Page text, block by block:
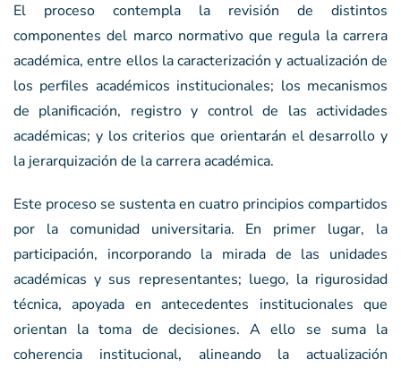
El proceso contempla la revisión de distintos
componentes del marco normativo que regula la carrera
académica, entre ellos la caracterización y actualización de
los perfiles académicos institucionales; los mecanismos
de planificación, registro y control de las actividades
académicas; y los criterios que orientarán el desarrollo y
la jerarquización de la carrera académica.
Este proceso se sustenta en cuatro principios compartidos
por la comunidad universitaria. En primer lugar, la
participación, incorporando la mirada de las unidades
académicas y sus representantes; luego, la rigurosidad
técnica, apoyada en antecedentes institucionales que
orientan la toma de decisiones. A ello se suma la
coherencia institucional, alineando la actualización